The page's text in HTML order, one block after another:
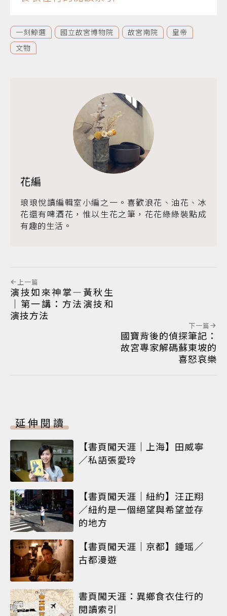
一刻鯨選 國立故宮博物院 故宮南院
皇帝
文物
花編
琅琅悅讀編輯室小編之一。喜歡浪花、油花、冰
花還有啤酒花，惟以生花之筆，花花綠綠裝點成
有趣的生活。
上一篇
演技如來神掌—黃秋生
｜第一講：方法演技和
演技方法
下一篇
國寶背後的偵探筆記：
故宮專家解碼蘇東坡的
喜怒哀樂
延伸閱讀
【書頁闖天涯｜上海】田威寧
／私語張愛玲
【書頁闖天涯｜紐約】汪正翔
／紐約是一個絕望與希望並存
的地方
【書頁闖天涯｜京都】鍾瑶／
古都漫遊
書頁闖天涯：異鄉食衣住行的
閱讀索引